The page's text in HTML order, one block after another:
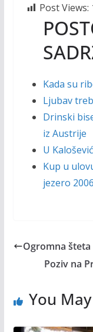
Post Views:
Kada su
Ljubav
Drinski
iz Austrije
U
Kup u
jezero
Ogromna
Poziv na
You